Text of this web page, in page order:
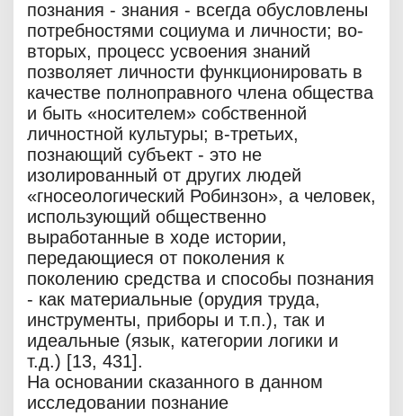
познания - знания - всегда обусловлены
потребностями социума и личности; во-
вторых, процесс усвоения знаний
позволяет личности функционировать в
качестве полноправного члена общества
и быть «носителем» собственной
личностной культуры; в-третьих,
познающий субъект - это не
изолированный от других людей
«гносеологический Робинзон», а человек,
использующий общественно
выработанные в ходе истории,
передающиеся от поколения к
поколению средства и способы познания
- как материальные (орудия труда,
инструменты, приборы и т.п.), так и
идеальные (язык, категории логики и
т.д.) [13, 431].
На основании сказанного в данном
исследовании познание